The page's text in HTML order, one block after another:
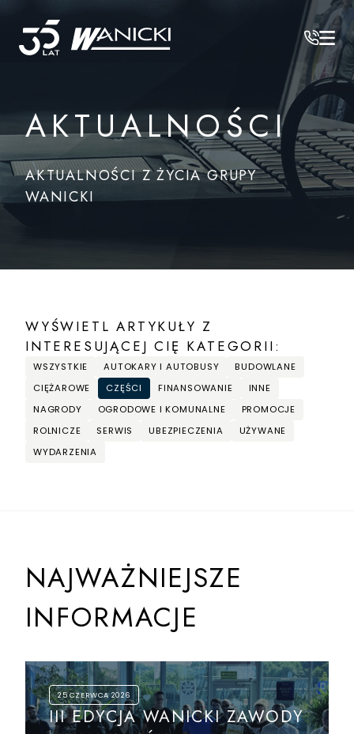
Wanicki
AKTUALNOŚCI
AKTUALNOŚCI Z ŻYCIA GRUPY
WANICKI
WYŚWIETL ARTYKUŁY Z
INTERESUJĄCEJ CIĘ KATEGORII:
WSZYSTKIE AUTOKARY I AUTOBUSY
BUDOWLANE
CIĘŻAROWE
CZĘŚCI FINANSOWANIE
INNE
NAGRODY
OGRODOWE I KOMUNALNE
PROMOCJE
ROLNICZE
SERWIS UBEZPIECZENIA
UŻYWANE
WYDARZENIA
NAJWAŻNIEJSZE
INFORMACJE
25 CZERWCA 2026
III EDYCJA WANICKI ZAWODY